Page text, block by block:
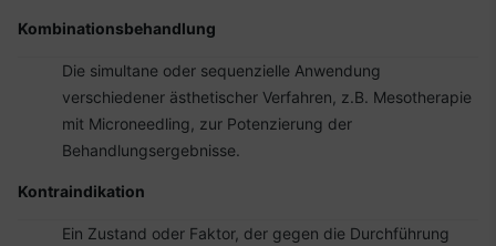
Kombinationsbehandlung
Die simultane oder sequenzielle Anwendung
verschiedener ästhetischer Verfahren, z.B. Mesotherapie
mit Microneedling, zur Potenzierung der
Behandlungsergebnisse.
Kontraindikation
Ein Zustand oder Faktor, der gegen die Durchführung